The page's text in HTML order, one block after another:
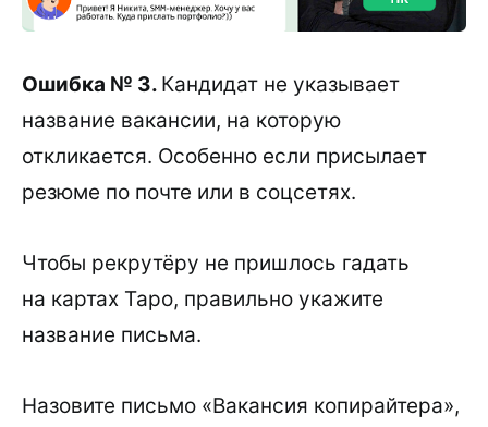
Ошибка № 3. Кандидат не указывает
название вакансии, на которую
откликается. Особенно если присылает
резюме по почте или в соцсетях.
Чтобы рекрутёру не пришлось гадать
на картах Таро, правильно укажите
название письма.
Назовите письмо «Вакансия копирайтера»,